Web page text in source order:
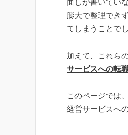
面しか書いてい
膨大で整理でき
てしまうことでし
加えて、これら
サービスへの転
このページでは
経営サービスへ